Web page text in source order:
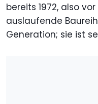
bereits 1972, also
auslaufende
Generation; sie ist